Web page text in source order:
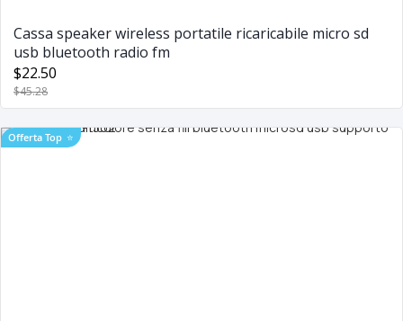
Cassa speaker wireless portatile ricaricabile micro sd
usb bluetooth radio fm
$22.50
$45.28
Offerta Top ⭐